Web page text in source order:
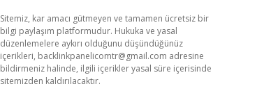
Sitemiz, kar amacı gütmeyen ve tamamen ücretsiz bir
bilgi paylaşım platformudur. Hukuka ve yasal
düzenlemelere aykırı olduğunu düşündüğünüz
içerikleri, backlinkpanelicomtr@gmail.com adresine
bildirmeniz halinde, ilgili içerikler yasal süre içerisinde
sitemizden kaldırılacaktır.